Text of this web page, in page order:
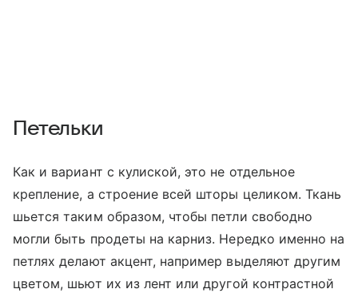
Петельки
Как и вариант с кулиской, это не отдельное
крепление, а строение всей шторы целиком. Ткань
шьется таким образом, чтобы петли свободно
могли быть продеты на карниз. Нередко именно на
петлях делают акцент, например выделяют другим
цветом, шьют их из лент или другой контрастной